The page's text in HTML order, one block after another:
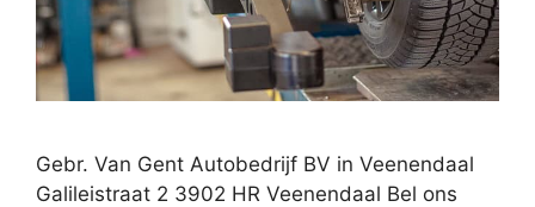
Gebr. Van Gent Autobedrijf BV in Veenendaal
Galileistraat 2 3902 HR Veenendaal Bel ons